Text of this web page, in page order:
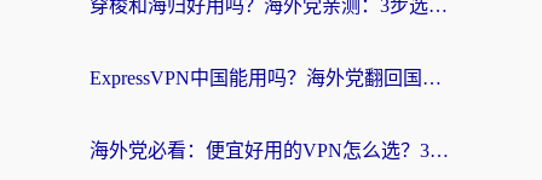
穿梭和海归好用吗？海外党亲测：3步选对回国加速器，无缝刷国内剧玩手游
ExpressVPN中国能用吗？海外党翻回国内的加速器选择指南（附番茄加速器实测）
海外党必看：便宜好用的VPN怎么选？3步解决回国访问难题+Steam改区技巧